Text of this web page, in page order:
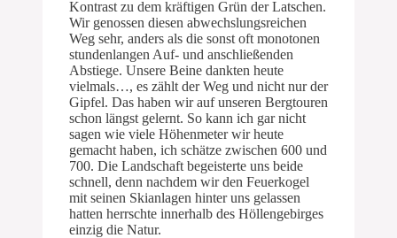
Kontrast zu dem kräftigen Grün der Latschen.
Wir genossen diesen abwechslungsreichen
Weg sehr, anders als die sonst oft monotonen
stundenlangen Auf- und anschließenden
Abstiege. Unsere Beine dankten heute
vielmals…, es zählt der Weg und nicht nur der
Gipfel. Das haben wir auf unseren Bergtouren
schon längst gelernt. So kann ich gar nicht
sagen wie viele Höhenmeter wir heute
gemacht haben, ich schätze zwischen 600 und
700. Die Landschaft begeisterte uns beide
schnell, denn nachdem wir den Feuerkogel
mit seinen Skianlagen hinter uns gelassen
hatten herrschte innerhalb des Höllengebirges
einzig die Natur.